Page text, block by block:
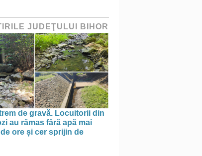
JUDEŢULUI BIHOR
de gravă. Locuitorii din
au rămas fără apă mai
de ore și cer sprijin de